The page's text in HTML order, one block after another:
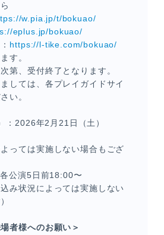
w.pia.jp/t/bokuao/
eplus.jp/bokuao/
https://l-tike.com/bokuao/
す。
第、受付終了となります。
しては、各プレイガイドサイ
い。
：2026年2月21日（土）
っては実施しない場合もござ
公演5日前18:00〜
み状況によっては実施しない
者様へのお願い＞